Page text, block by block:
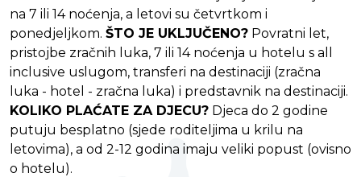
na 7 ili 14 noćenja, a letovi su četvrtkom i
ponedjeljkom. ŠTO JE UKLJUČENO? Povratni let,
pristojbe zračnih luka, 7 ili 14 noćenja u hotelu s all
inclusive uslugom, transferi na destinaciji (zračna
luka - hotel - zračna luka) i predstavnik na destinaciji.
KOLIKO PLAĆATE ZA DJECU? Djeca do 2 godine
putuju besplatno (sjede roditeljima u krilu na
letovima), a od 2-12 godina imaju veliki popust (ovisno
o hotelu).